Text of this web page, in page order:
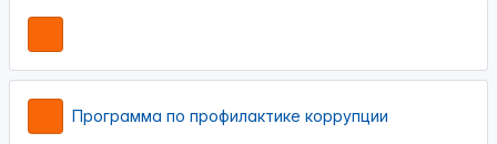
Программа по профилактике коррупции